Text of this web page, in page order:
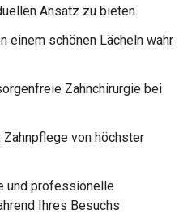
Ansatz zu bieten.
einem schönen Lächeln wahr
Zahnchirurgie bei
von höchster
und professionelle
Ihres Besuchs